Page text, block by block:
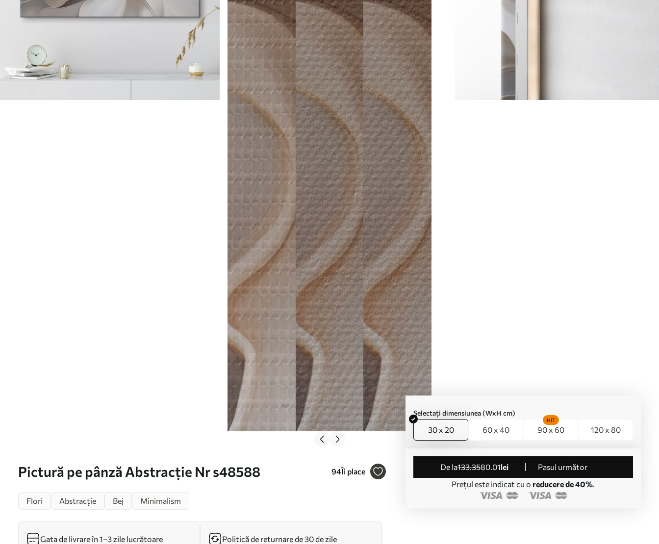
Pictură pe pânză Abstracție Nr s48588 94Îi place
Selectați dimensiunea (WxH cm)
30 x 20 60 x 40 90 x 60
HIT
120 x 80
de la133.3580.01lei
Pasul următor
Prețul este indicat cu o reducere de 40%.
Flori
Abstracție Bej Minimalism
Gata de livrare în 1–3 zile lucrătoare Politică de returnare de 30 de zile